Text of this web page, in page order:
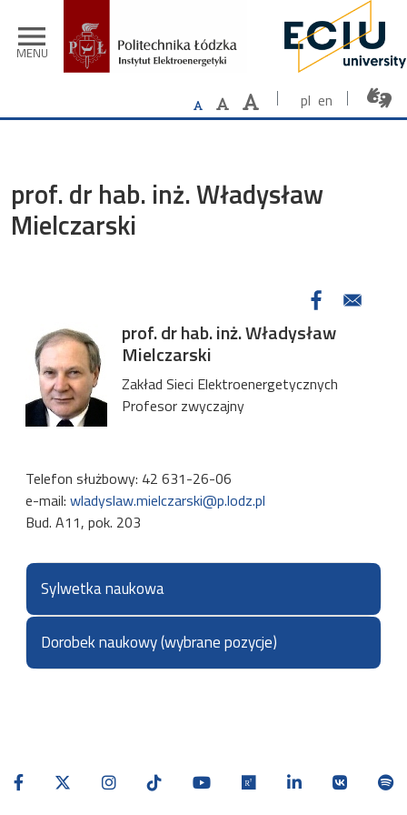
menu
MENU
pl en
prof. dr hab. inż. Władysław
Mielczarski
prof. dr hab. inż. Władysław
Mielczarski
Zakład Sieci Elektroenergetycznych
Profesor zwyczajny
Telefon służbowy: 42 631-26-06
e-mail: wladyslaw.mielczarski@p.lodz.pl
Bud. A11, pok. 203
Sylwetka naukowa
Profesor Władysław Mielczarski zajmuje się
optymalizacją rozwoju i funkcjonowania systemów
elektroenergetycznych w warunkach rynkowych.
Dorobek naukowy (wybrane pozycje)
Optimal Solutions, Melbourne, 1997
Mielczarski W., “Fuzzy Logic Techniques in Power